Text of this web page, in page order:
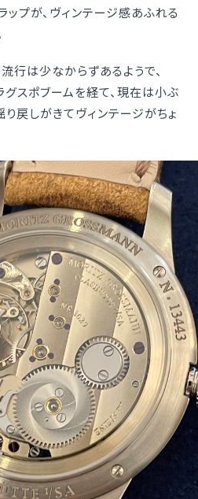
ップが、ヴィンテージ感あふれる
行は少なからずあるようで、
スポブームを経て、現在は小ぶ
り戻しがきてヴィンテージがちょ